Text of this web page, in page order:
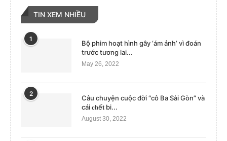
TIN XEM NHIỀU
1
Bộ phim hoạt hình gây ‘ám ảnh’ vì đoán
trước tương lai...
May 26, 2022
2
Câu chuyện cuộc đời “cô Ba Sài Gòn” và
cái 𝐜𝐡ế𝐭 bi...
August 30, 2022